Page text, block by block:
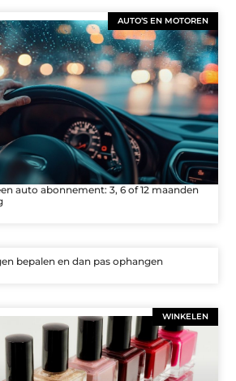
AUTO’S EN MOTOREN
auto abonnement: 3, 6 of 12 maanden
bepalen en dan pas ophangen
WINKELEN